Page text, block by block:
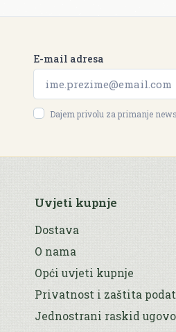
E-mail adresa
Dajem privolu za primanje
Uvjeti kupnje
Dostava
O nama
Opći uvjeti kupnje
Privatnost i zaštita
Jednostrani raskid